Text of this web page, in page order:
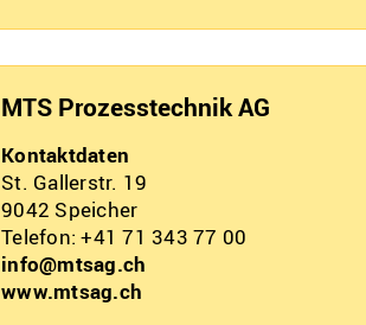
MTS Prozesstechnik AG
Kontaktdaten
St. Gallerstr. 19
9042 Speicher
Telefon: +41 71 343 77 00
info@mtsag.ch
www.mtsag.ch